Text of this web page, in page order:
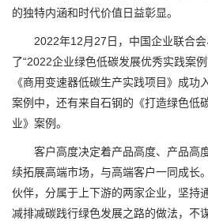
的独特内涵和时代价值日益彰显。
2022年12月27日，中国企业联合会
了“2022企业绿色低碳发展优秀实践案
《商用变速器低碳生产实践项目》成功
案例中，还有来自石钢的《打造绿色低
业》案例。
客户高度决定着产品高度、产品高
续拓展高端市场，与高端客户一同成长
伙伴，分属于上下游的两家企业，坚持
减排减碳践行绿色发展之路的做法，不